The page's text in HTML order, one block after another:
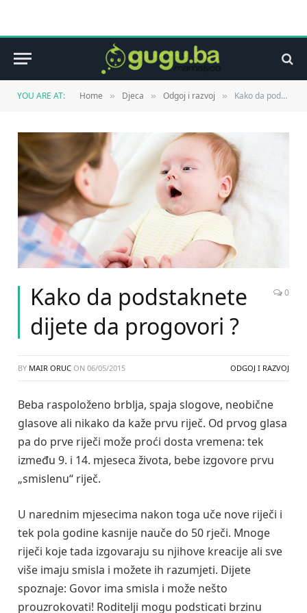
YOU ARE AT: Home » Djeca » Odgoj i razvoj » Kako da podstaknete dijete da progovori ?
Kako da podstaknete
dijete da progovori ?
0
BY MAIR ORUC ON 06/05/2015 ODGOJ I RAZVOJ
Beba raspoloženo brblja, spaja slogove, neobične
glasove ali nikako da kaže prvu riječ. Od prvog glasa
pa do prve riječi može proći dosta vremena: tek
između 9. i 14. mjeseca života, bebe izgovore prvu
„smislenu“ riječ.
U narednim mjesecima nakon toga uče nove riječi i
tek pola godine kasnije nauče do 50 rječi. Mnoge
riječi koje tada izgovaraju su njihove kreacije ali sve
više imaju smisla i možete ih razumjeti. Dijete
spoznaje: Govor ima smisla i može nešto
prouzrokovati! Roditelji mogu podsticati brzinu